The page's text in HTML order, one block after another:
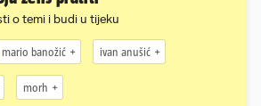
o temi i budi u tijeku
mario banožić ivan anušić
morh